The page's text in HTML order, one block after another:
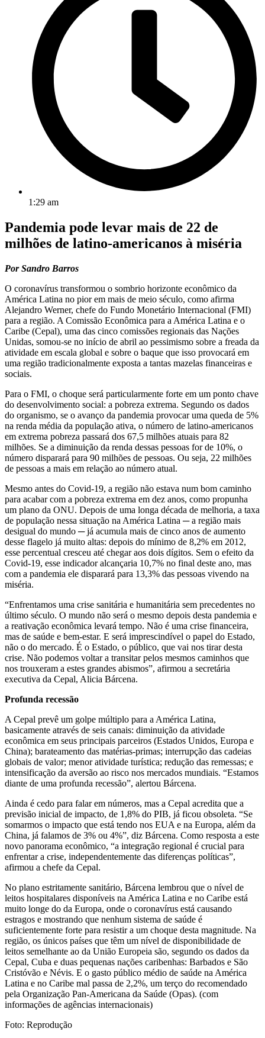
1:29 am
Pandemia pode levar mais de 22 de
milhões de latino-americanos à miséria
Por Sandro Barros
O coronavírus transformou o sombrio horizonte econômico da
América Latina no pior em mais de meio século, como afirma
Alejandro Werner, chefe do Fundo Monetário Internacional (FMI)
para a região. A Comissão Econômica para a América Latina e o
Caribe (Cepal), uma das cinco comissões regionais das Nações
Unidas, somou-se no início de abril ao pessimismo sobre a freada da
atividade em escala global e sobre o baque que isso provocará em
uma região tradicionalmente exposta a tantas mazelas financeiras e
sociais.
Para o FMI, o choque será particularmente forte em um ponto chave
do desenvolvimento social: a pobreza extrema. Segundo os dados
do organismo, se o avanço da pandemia provocar uma queda de 5%
na renda média da população ativa, o número de latino-americanos
em extrema pobreza passará dos 67,5 milhões atuais para 82
milhões. Se a diminuição da renda dessas pessoas for de 10%, o
número disparará para 90 milhões de pessoas. Ou seja, 22 milhões
de pessoas a mais em relação ao número atual.
Mesmo antes do Covid-19, a região não estava num bom caminho
para acabar com a pobreza extrema em dez anos, como propunha
um plano da ONU. Depois de uma longa década de melhoria, a taxa
de população nessa situação na América Latina ─ a região mais
desigual do mundo ─ já acumula mais de cinco anos de aumento
desse flagelo já muito altas: depois do mínimo de 8,2% em 2012,
esse percentual cresceu até chegar aos dois dígitos. Sem o efeito da
Covid-19, esse indicador alcançaria 10,7% no final deste ano, mas
com a pandemia ele disparará para 13,3% das pessoas vivendo na
miséria.
“Enfrentamos uma crise sanitária e humanitária sem precedentes no
último século. O mundo não será o mesmo depois desta pandemia e
a reativação econômica levará tempo. Não é uma crise financeira,
mas de saúde e bem-estar. E será imprescindível o papel do Estado,
não o do mercado. É o Estado, o público, que vai nos tirar desta
crise. Não podemos voltar a transitar pelos mesmos caminhos que
nos trouxeram a estes grandes abismos”, afirmou a secretária
executiva da Cepal, Alicia Bárcena.
Profunda recessão
A Cepal prevê um golpe múltiplo para a América Latina,
basicamente através de seis canais: diminuição da atividade
econômica em seus principais parceiros (Estados Unidos, Europa e
China); barateamento das matérias-primas; interrupção das cadeias
globais de valor; menor atividade turística; redução das remessas; e
intensificação da aversão ao risco nos mercados mundiais. “Estamos
diante de uma profunda recessão”, alertou Bárcena.
Ainda é cedo para falar em números, mas a Cepal acredita que a
previsão inicial de impacto, de 1,8% do PIB, já ficou obsoleta. “Se
somarmos o impacto que está tendo nos EUA e na Europa, além da
China, já falamos de 3% ou 4%”, diz Bárcena. Como resposta a este
novo panorama econômico, “a integração regional é crucial para
enfrentar a crise, independentemente das diferenças políticas”,
afirmou a chefe da Cepal.
No plano estritamente sanitário, Bárcena lembrou que o nível de
leitos hospitalares disponíveis na América Latina e no Caribe está
muito longe do da Europa, onde o coronavírus está causando
estragos e mostrando que nenhum sistema de saúde é
suficientemente forte para resistir a um choque desta magnitude. Na
região, os únicos países que têm um nível de disponibilidade de
leitos semelhante ao da União Europeia são, segundo os dados da
Cepal, Cuba e duas pequenas nações caribenhas: Barbados e São
Cristóvão e Névis. E o gasto público médio de saúde na América
Latina e no Caribe mal passa de 2,2%, um terço do recomendado
pela Organização Pan-Americana da Saúde (Opas). (com
informações de agências internacionais)
Foto: Reprodução